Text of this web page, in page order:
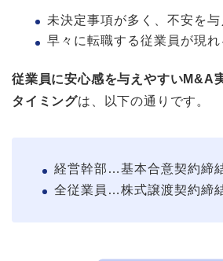
未決定事項が多く、不安を与
早々に転職する従業員が現れ
従業員に安心感を与えやすいM&A
タイミングは、以下の通りです。
経営幹部…基本合意契約締
全従業員…株式譲渡契約締